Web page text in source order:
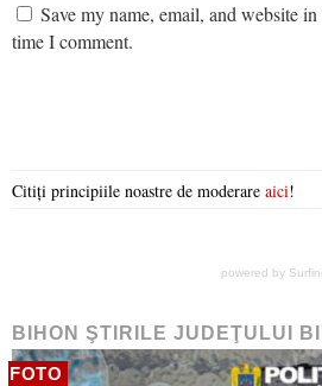
Save my name, email, and website
time I comment.
Citiți principiile noastre de moderare aici!
powered by
BIHON ŞTIRILE JUDEŢULUI
FOTO